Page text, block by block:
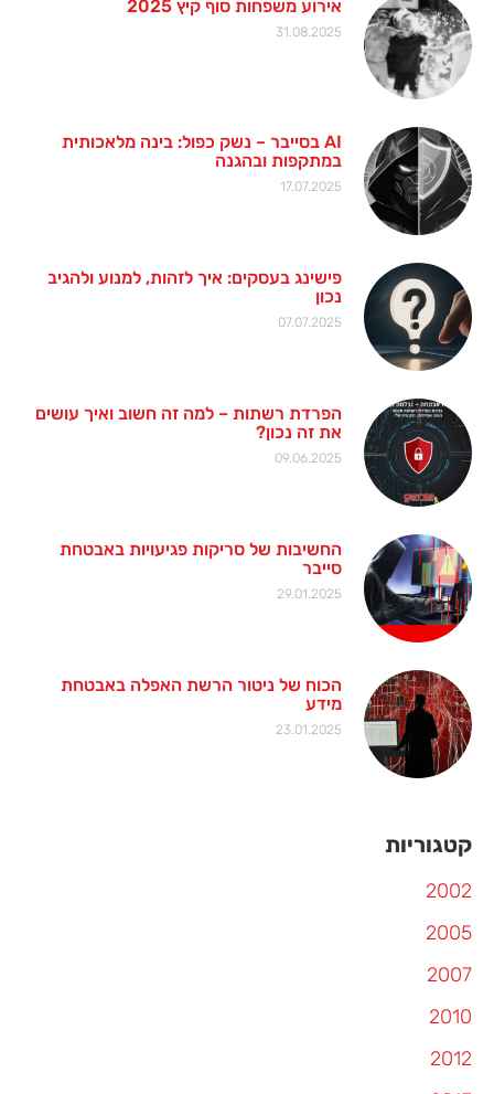
אירוע משפחות סוף קיץ 2025
31.08.2025
AI בסייבר – נשק כפול: בינה מלאכותית
במתקפות ובהגנה
17.07.2025
פישינג בעסקים: איך לזהות, למנוע ולהגיב
נכון
07.07.2025
הפרדת רשתות – למה זה חשוב ואיך עושים
את זה נכון?
09.06.2025
החשיבות של סריקות פגיעויות באבטחת
סייבר
29.01.2025
הכוח של ניטור הרשת האפלה באבטחת
מידע
23.01.2025
קטגוריות
2002
2005
2007
2010
2012